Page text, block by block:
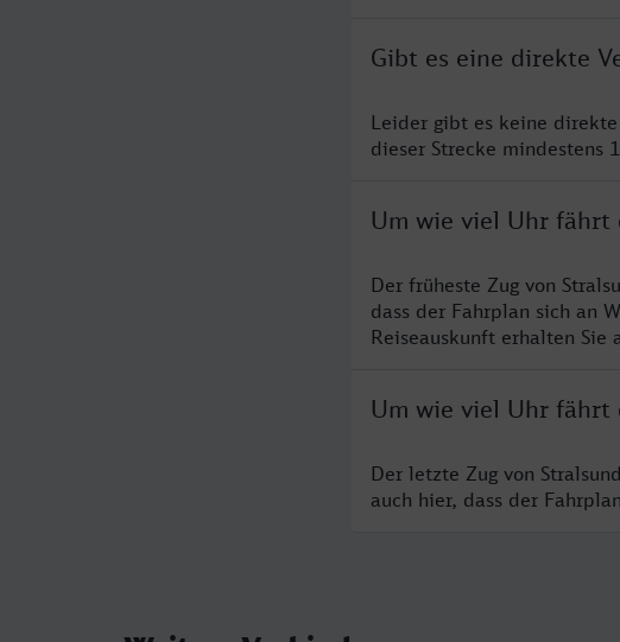
Gibt es eine direkte
Leider gibt es keine direkte
dieser Strecke mindestens
Um wie viel Uhr fährt
Der früheste Zug von
dass der Fahrplan sich an
Reiseauskunft erhalten
Um wie viel Uhr fährt
Der letzte Zug von
auch hier, dass der